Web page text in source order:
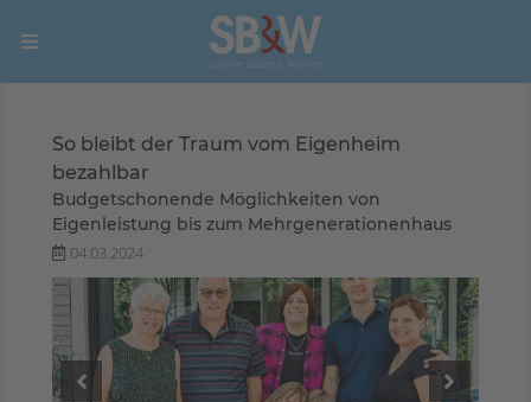
So bleibt der Traum vom Eigenheim
bezahlbar
Budgetschonende Möglichkeiten von
Eigenleistung bis zum Mehrgenerationenhaus
04.03.2024